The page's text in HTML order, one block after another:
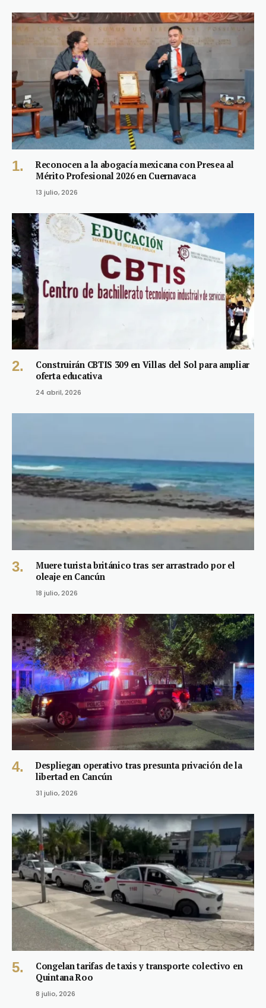
Reconocen a la abogacía mexicana con Presea al
Mérito Profesional 2026 en Cuernavaca
13 julio, 2026
Construirán CBTIS 309 en Villas del Sol para ampliar
oferta educativa
24 abril, 2026
Muere turista británico tras ser arrastrado por el
oleaje en Cancún
18 julio, 2026
Despliegan operativo tras presunta privación de la
libertad en Cancún
31 julio, 2026
Congelan tarifas de taxis y transporte colectivo en
Quintana Roo
8 julio, 2026